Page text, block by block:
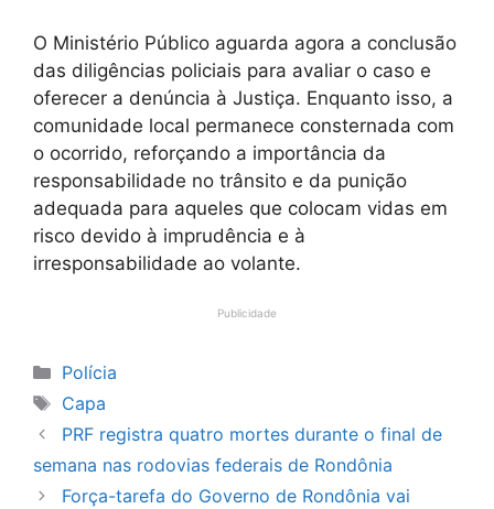
O Ministério Público aguarda agora a conclusão
das diligências policiais para avaliar o caso e
oferecer a denúncia à Justiça. Enquanto isso, a
comunidade local permanece consternada com
o ocorrido, reforçando a importância da
responsabilidade no trânsito e da punição
adequada para aqueles que colocam vidas em
risco devido à imprudência e à
irresponsabilidade ao volante.
Publicidade
Categorias
Polícia
Tags
Capa
PRF registra quatro mortes durante o final de
semana nas rodovias federais de Rondônia
Força-tarefa do Governo de Rondônia vai